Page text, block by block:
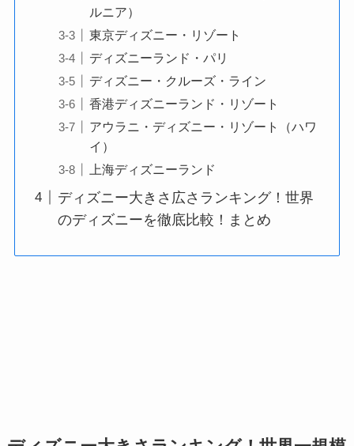
ルニア）
東京ディズニー・リゾート
ディズニーランド・パリ
ディズニー・クルーズ・ライン
香港ディズニーランド・リゾート
アウラニ・ディズニー・リゾート（ハワ
イ）
上海ディズニーランド
ディズニー大きさ広さランキング！世界
のディズニーを徹底比較！まとめ